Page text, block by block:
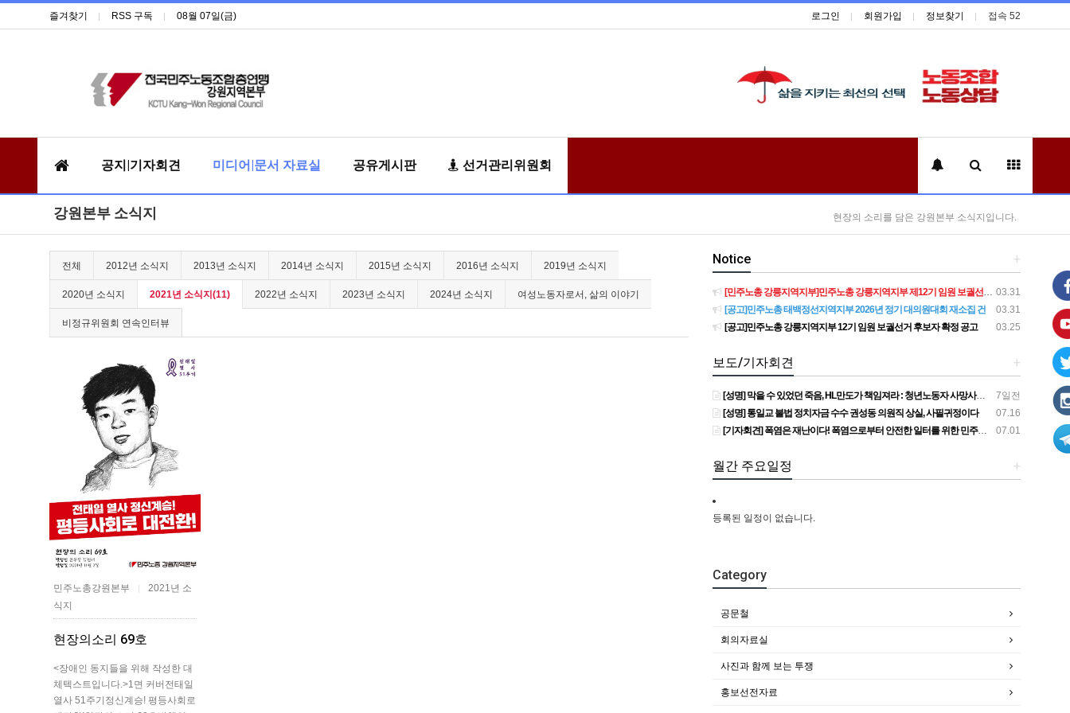
즐겨찾기 RSS 구독 08월 07일(금) 로그인 회원가입 정보찾기 접속 52
공지|기자회견 미디어|문서 자료실 공유게시판 선거관리위원회
강원본부 소식지 현장의 소리를 담은 강원본부 소식지입니다.
전체 2012년 소식지 2013년 소식지 2014년 소식지 2015년 소식지 2016년 소식지 2019년 소식지
2020년 소식지 2021년 소식지(11) 2022년 소식지 2023년 소식지 2024년 소식지 여성노동자로서, 삶의 이야기
비정규위원회 연속인터뷰
민주노총강원본부 |
2021년 소
식지
현장의소리 69호
<장애인 동지들을 위해 작성한 대
체텍스트입니다.>1면 커버전태일
열사 51주기정신계승! 평등사회로
+
Notice
03.31
[민주노총 강릉지역지부]민주노총 강릉지역지부 제12기 임원 보궐선거결과 공고
03.31
[공고]민주노총 태백정선지역지부 2026년 정기 대의원대회 재소집 건
03.25
[공고]민주노총 강릉지역지부 12기 임원 보궐선거 후보자 확정 공고
+
보도/기자회견
7일전
[성명] 막을 수 있었던 죽음, HL만도가 책임져라 : 청년노동자 사망사고의 철저한 진상규명과 재발방지 대책 마련하라
07.16
[성명] 통일교 불법 정치자금 수수 권성동 의원직 상실, 사필귀정이다
07.01
[기자회견] 폭염은 재난이다! 폭염으로부터 안전한 일터를 위한 민주노총 강원지역본부 폭염감시단 선포 기자회견
+
월간 주요일정
등록된 일정이 없습니다.
Category
공문철
회의자료실
사진과 함께 보는 투쟁
홍보선전자료